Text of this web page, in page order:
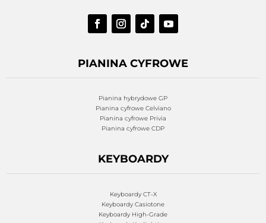
PIANINA CYFROWE
Pianina hybrydowe GP
Pianina cyfrowe Celviano
Pianina cyfrowe Privia
Pianina cyfrowe CDP
KEYBOARDY
Keyboardy CT-X
Keyboardy Casiotone
Keyboardy High-Grade